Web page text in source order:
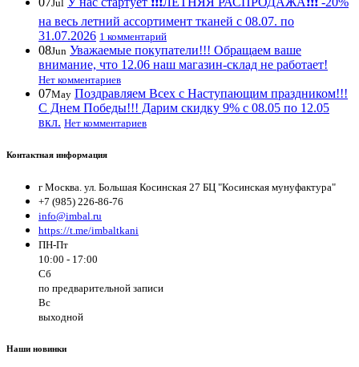
Jul
на весь летний ассортимент тканей с 08.07. по
31.07.2026 1 комментарий
08Jun Уважаемые покупатели!!! Обращаем ваше
внимание, что 12.06 наш магазин-склад не работает!
Нет комментариев
07May Поздравляем Всех с Наступающим праздником!!!
С Днем Победы!!! Дарим скидку 9% с 08.05 по 12.05
вкл. Нет комментариев
Контактная информация
г Москва. ул. Большая Косинская 27 БЦ "Косинская мунуфактура"
+7 (985) 226-86-76
info@imbal.ru
https://t.me/imbaltkani
ПН-Пт
10:00 - 17:00
Сб
по предварительной записи
Вс
выходной
Наши новинки